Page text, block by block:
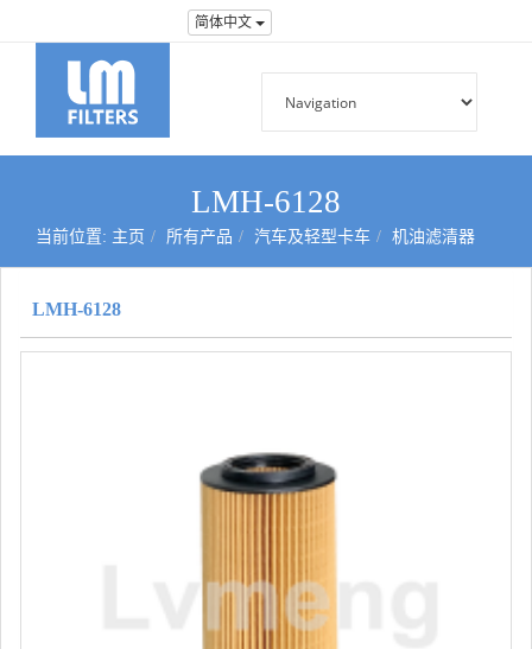
简体中文
LMH-6128
当前位置: 主页 所有产品 汽车及轻型卡车 机油滤清器
LMH-6128